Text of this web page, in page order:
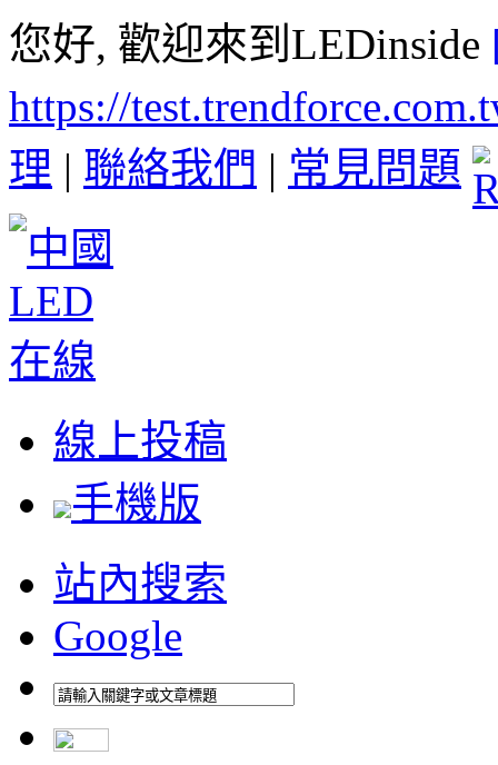
您好, 歡迎來到LEDinside
https://
理 | 聯絡我們 | 常見問題
線上投稿
手機版
站內搜索
Google